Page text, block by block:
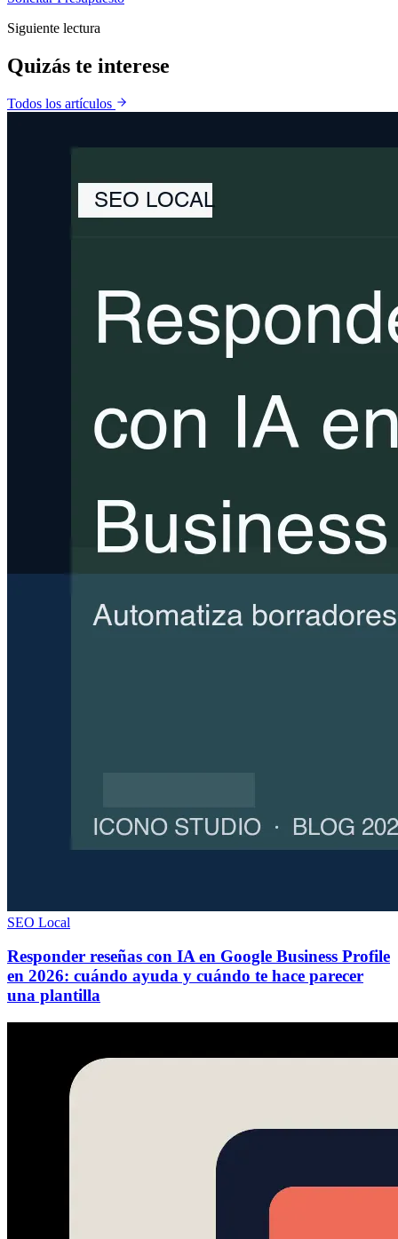
Siguiente lectura
Quizás te interese
Todos los artículos
SEO Local
Responder reseñas con IA en Google Business Profile
en 2026: cuándo ayuda y cuándo te hace parecer
una plantilla